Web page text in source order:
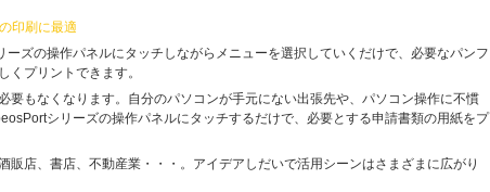
印刷に最適
ズの操作パネルにタッチしながらメニューを選択していくだけで、必要なパンフ
くプリントできます。
要もなくなります。自分のパソコンが手元にない出張先や、パソコン操作に不慣
シリーズの操作パネルにタッチするだけで、必要とする申請書類の用紙をプ
販店、書店、不動産業・・・。アイデアしだいで活用シーンはさまざまに広がり